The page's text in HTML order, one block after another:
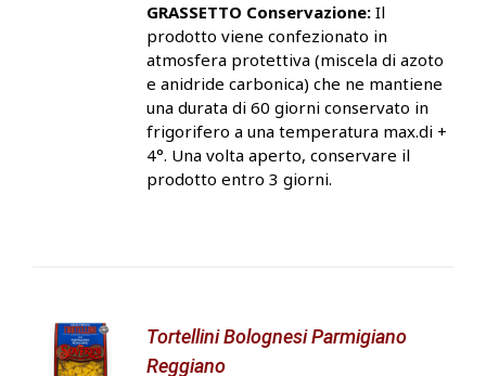
GRASSETTO Conservazione:Il
prodotto viene confezionato in
atmosfera protettiva (miscela di azoto
e anidride carbonica) che ne mantiene
una durata di 60 giorni conservato in
frigorifero a una temperatura max.di +
4°. Una volta aperto, conservare il
prodotto entro 3 giorni.
Tortellini Bolognesi Parmigiano
Reggiano